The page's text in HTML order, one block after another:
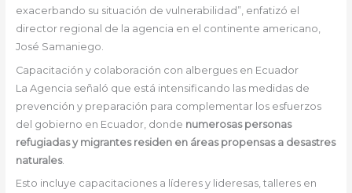
exacerbando su situación de vulnerabilidad”, enfatizó el
director regional de la agencia en el continente americano,
José Samaniego.
Capacitación y colaboración con albergues en Ecuador
La Agencia señaló que está intensificando las medidas de
prevención y preparación para complementar los esfuerzos
del gobierno en Ecuador, donde numerosas personas
refugiadas y migrantes residen en áreas propensas a desastres
naturales.
Esto incluye capacitaciones a líderes y lideresas, talleres en